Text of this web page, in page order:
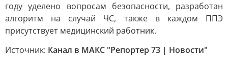
году уделено вопросам безопасности, разработан
алгоритм на случай ЧС, также в каждом ППЭ
присутствует медицинский работник.
Источник: Канал в МАКС "Репортер 73 | Новости"